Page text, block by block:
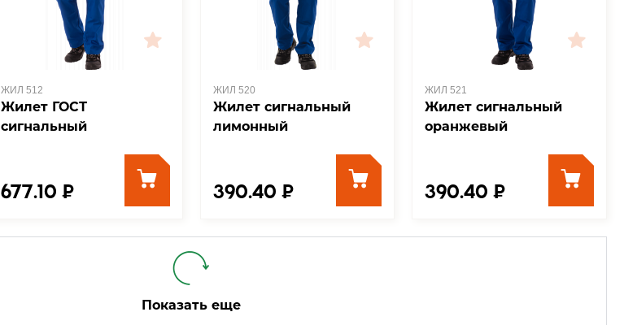
ЖИЛ 512
Жилет ГОСТ
сигнальный
677.10 ₽
ЖИЛ 520
Жилет сигнальный
лимонный
390.40 ₽
ЖИЛ 521
Жилет сигнальный
оранжевый
390.40 ₽
Показать еще